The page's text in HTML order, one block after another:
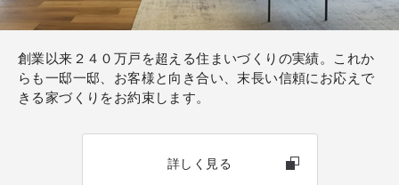
創業以来２４０万戸を超える住まいづくりの実績。これか
らも一邸一邸、お客様と向き合い、末長い信頼にお応えで
きる家づくりをお約束します。
詳しく見る